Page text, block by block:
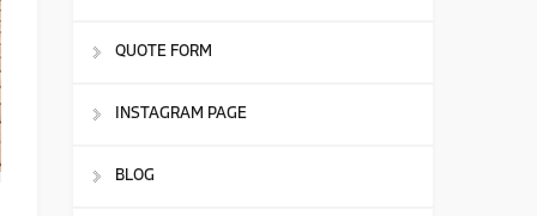
QUOTE FORM
INSTAGRAM PAGE
BLOG